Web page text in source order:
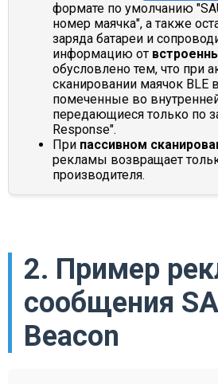
формате по умолчанию
номер маячка", а также
заряда батареи и
информацию от
обусловлено тем, что при
сканировании маячок BLE
помеченные во
передающиеся только по
Response".
При пассивном
рекламы возвращает
производителя.
2. Пример
сообщения
Beacon